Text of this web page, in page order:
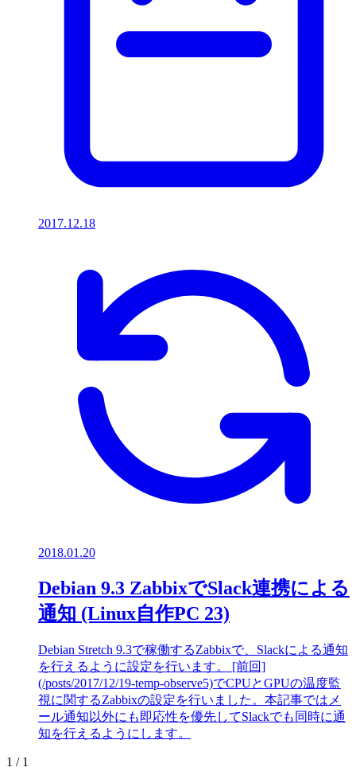
2017.12.18
2018.01.20
Debian 9.3 ZabbixでSlack連携による
通知 (Linux自作PC 23)
Debian Stretch 9.3で稼働するZabbixで、Slackによる通知
を行えるように設定を行います。 [前回]
(/posts/2017/12/19-temp-observe5)でCPUとGPUの温度監
視に関するZabbixの設定を行いました。本記事ではメ
ール通知以外にも即応性を優先してSlackでも同時に通
知を行えるようにします。
1 / 1